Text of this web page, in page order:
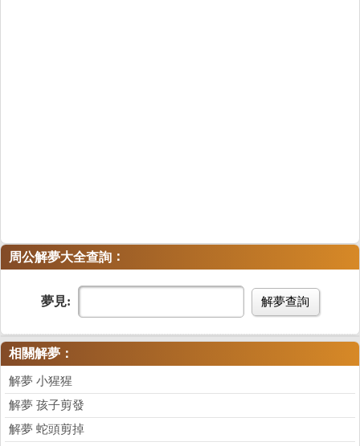
周公解夢大全查詢 ：
夢見: 解夢查詢
相關解夢：
解夢 小猩猩
解夢 孩子剪發
解夢 蛇頭剪掉